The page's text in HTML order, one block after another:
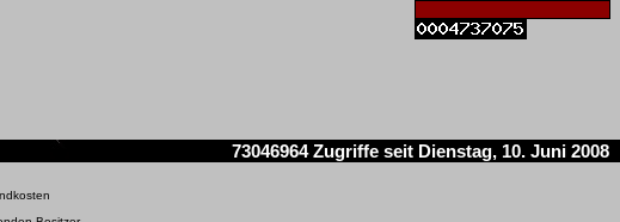
73046964 Zugriffe seit Dienstag, 10. Juni 2008